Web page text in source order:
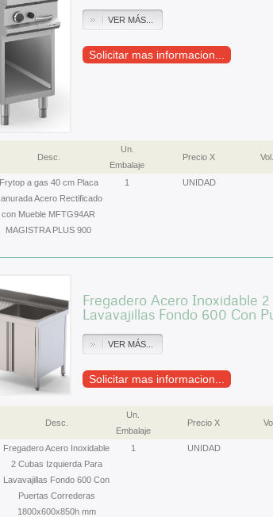
VER MÁS...
Solicitar mas informacion...
Desc.
Un.
Embalaje
Precio X Vol.
Frytop a gas 40 cm Placa
Acero Rectificado
con Mueble MFTG94AR
MAGISTRA PLUS 900
1 UNIDAD
Fregadero Acero Inoxidable
Lavavajillas Fondo 600 Con
VER MÁS...
Solicitar mas informacion...
Desc.
Un.
Embalaje
Precio X
Fregadero Acero Inoxidable
2 Cubas Izquierda Para
Lavavajillas Fondo 600 Con
Puertas Correderas
1800x600x850h mm
1 UNIDAD